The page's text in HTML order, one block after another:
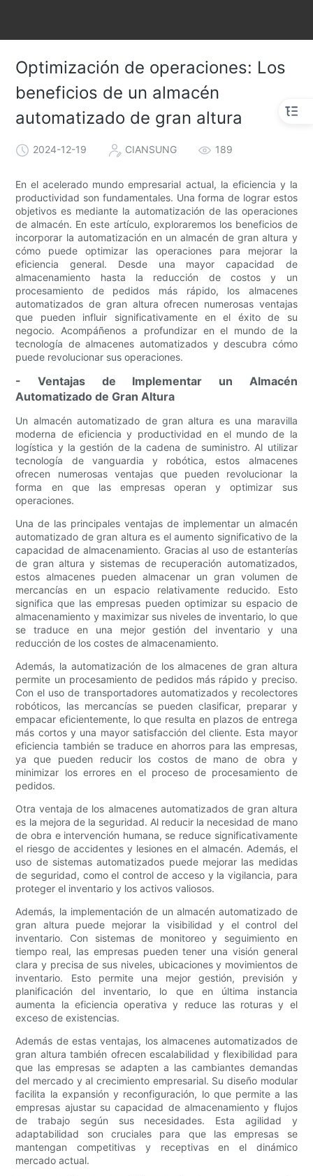
Optimización de operaciones: Los
beneficios de un almacén
automatizado de gran altura
2024-12-19 CIANSUNG 189
En el acelerado mundo empresarial actual, la eficiencia y la
productividad son fundamentales. Una forma de lograr estos
objetivos es mediante la automatización de las operaciones
de almacén. En este artículo, exploraremos los beneficios de
incorporar la automatización en un almacén de gran altura y
cómo puede optimizar las operaciones para mejorar la
eficiencia general. Desde una mayor capacidad de
almacenamiento hasta la reducción de costos y un
procesamiento de pedidos más rápido, los almacenes
automatizados de gran altura ofrecen numerosas ventajas
que pueden influir significativamente en el éxito de su
negocio. Acompáñenos a profundizar en el mundo de la
tecnología de almacenes automatizados y descubra cómo
puede revolucionar sus operaciones.
- Ventajas de Implementar un Almacén
Automatizado de Gran Altura
Un almacén automatizado de gran altura es una maravilla
moderna de eficiencia y productividad en el mundo de la
logística y la gestión de la cadena de suministro. Al utilizar
tecnología de vanguardia y robótica, estos almacenes
ofrecen numerosas ventajas que pueden revolucionar la
forma en que las empresas operan y optimizar sus
operaciones.
Una de las principales ventajas de implementar un almacén
automatizado de gran altura es el aumento significativo de la
capacidad de almacenamiento. Gracias al uso de estanterías
de gran altura y sistemas de recuperación automatizados,
estos almacenes pueden almacenar un gran volumen de
mercancías en un espacio relativamente reducido. Esto
significa que las empresas pueden optimizar su espacio de
almacenamiento y maximizar sus niveles de inventario, lo que
se traduce en una mejor gestión del inventario y una
reducción de los costes de almacenamiento.
Además, la automatización de los almacenes de gran altura
permite un procesamiento de pedidos más rápido y preciso.
Con el uso de transportadores automatizados y recolectores
robóticos, las mercancías se pueden clasificar, preparar y
empacar eficientemente, lo que resulta en plazos de entrega
más cortos y una mayor satisfacción del cliente. Esta mayor
eficiencia también se traduce en ahorros para las empresas,
ya que pueden reducir los costos de mano de obra y
minimizar los errores en el proceso de procesamiento de
pedidos.
Otra ventaja de los almacenes automatizados de gran altura
es la mejora de la seguridad. Al reducir la necesidad de mano
de obra e intervención humana, se reduce significativamente
el riesgo de accidentes y lesiones en el almacén. Además, el
uso de sistemas automatizados puede mejorar las medidas
de seguridad, como el control de acceso y la vigilancia, para
proteger el inventario y los activos valiosos.
Además, la implementación de un almacén automatizado de
gran altura puede mejorar la visibilidad y el control del
inventario. Con sistemas de monitoreo y seguimiento en
tiempo real, las empresas pueden tener una visión general
clara y precisa de sus niveles, ubicaciones y movimientos de
inventario. Esto permite una mejor gestión, previsión y
planificación del inventario, lo que en última instancia
aumenta la eficiencia operativa y reduce las roturas y el
exceso de existencias.
Además de estas ventajas, los almacenes automatizados de
gran altura también ofrecen escalabilidad y flexibilidad para
que las empresas se adapten a las cambiantes demandas
del mercado y al crecimiento empresarial. Su diseño modular
facilita la expansión y reconfiguración, lo que permite a las
empresas ajustar su capacidad de almacenamiento y flujos
de trabajo según sus necesidades. Esta agilidad y
adaptabilidad son cruciales para que las empresas se
mantengan competitivas y receptivas en el dinámico
mercado actual.